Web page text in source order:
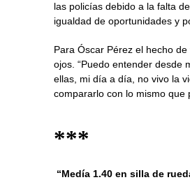
las policías debido a la falta
igualdad de oportunidades y
Para Óscar Pérez el hecho
ojos. “Puedo entender desde
ellas, mi día a día, no vivo la
compararlo con lo mismo que
***
“Medía 1.40 en silla de